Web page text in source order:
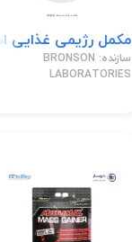
مکمل رژیمی غذایی استیل-ال
سازنده: BRONSON
LABORATORIES